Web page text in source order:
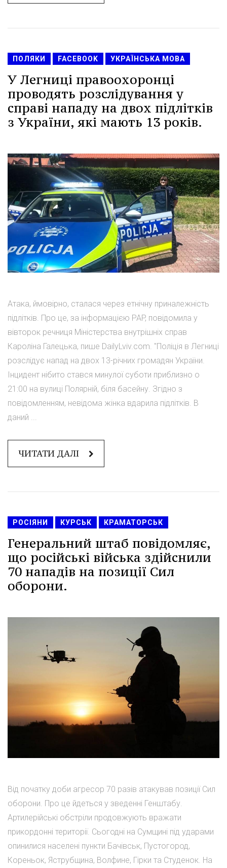
ПОЛЯКИ FACEBOOK УКРАЇНСЬКА МОВА
У Легниці правоохоронці
проводять розслідування у
справі нападу на двох підлітків
з України, які мають 13 років.
Атака, ймовірно, сталася через етнічну приналежність
підлітків. Про це, за інформацією PAP, повідомила у
вівторок речниця Міністерства внутрішніх справ
Кароліна Галецька, пише DailyLviv.com. "Поліція в Легниці
розслідує напад на двох 13-річних громадян України.
Інцидент нібито стався минулої суботи приблизно о
21:00 на вулиці Полярній, біля басейну. Згідно з
повідомленням, невідома жінка вдарила підлітків. В
даний ...
ЧИТАТИ ДАЛІ
РОСІЯНИ КУРСЬК КРАМАТОРСЬК
Генеральний штаб повідомляє,
що російські війська здійснили
70 нападів на позиції Сил
оборони.
Від початку доби агресор 70 разів атакував позиції Сил
оборони. Про це йдеться у зведенні Генштабу.
Артилерійські обстріли продовжують вражати
прикордонні території. Сьогодні на Сумщині під ударами
опинилися населені пункти Бачівськ, Пустогород,
Кореньок, Яструбщина, Волфине, Гірки та Студенок. На